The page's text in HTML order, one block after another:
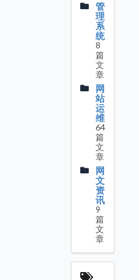
管
理
系
统
8
篇
文
章
网
站
运
维
64
篇
文
章
网
文
资
讯
9
篇
文
章